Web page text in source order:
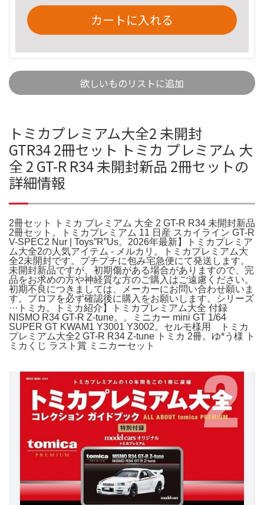
カートに入れる
欲しいものリストに追加
トミカプレミアム大全2 未開封
GTR34 2冊セット トミカ プレミアム 大
全 2 GT-R R34 未開封新品 2冊セットの
詳細情報
2冊セット トミカ プレミアム 大全 2 GT-R R34 未開封新品
2冊セット。トミカプレミアム 11 日産 スカイライン GT-R
V-SPEC2 Nur | Toys”R”Us。2026年最新】トミカプレミア
ム大全2の人気アイテム - メルカリ。トミカプレミアム大
全2未開封です。プチプチに包み宅急便にて発送します。
未開封新品ですが、初期傷がある場合がありますので、完
品をお求めの方や神経質な方のご購入はご遠慮ください。
初期不良につきましては、メーカーにお問い合わせ願いま
す。プロフを必ず確認後に購入をお願いします。シリーズ
···トミカ。トミカ紹介】トミカプレミアム大全 付録
NISMO R34 GT-R Z-tune。。ミニカー mini GT 1/64
SUPER GT KWAM1 Y3001 Y3002。セルモ様用 トミカ
プレミアム大全2 GT-R R34 Z-tune トミカ 2冊。ゆ*う様 ト
ミカくじ ラスト賞 ミニカーセット